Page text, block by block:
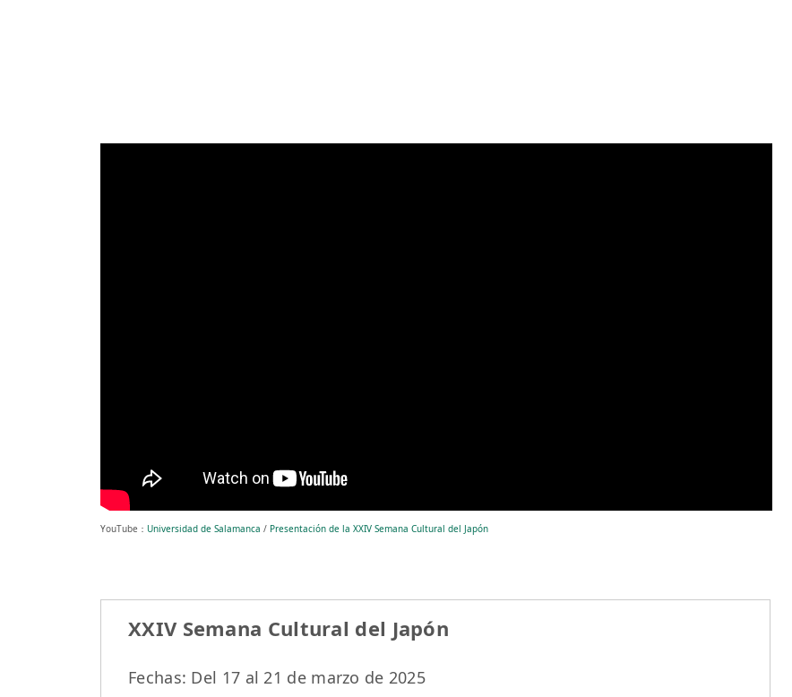
YouTube： Universidad de Salamanca / Presentación de la XXIV Semana Cultural del Japón
XXIV Semana Cultural del Japón
Fechas: Del 17 al 21 de marzo de 2025